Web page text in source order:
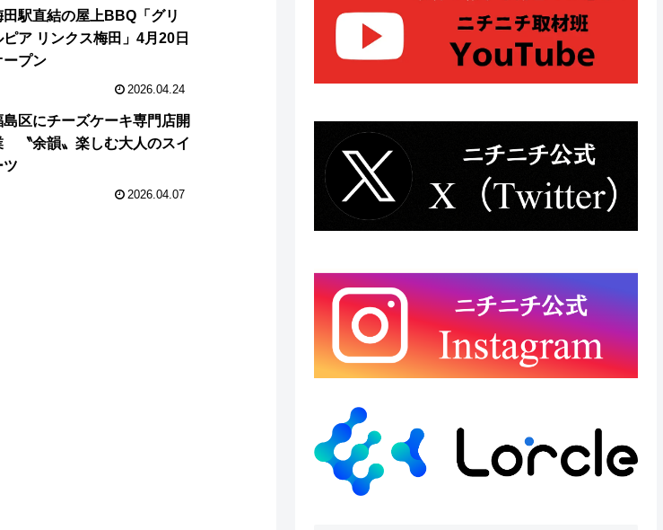
田駅直結の屋上BBQ「グリ
ピア リンクス梅田」4月20日
ープン
2026.04.24
島区にチーズケーキ専門店開
〝余韻〟楽しむ大人のスイ
ツ
2026.04.07